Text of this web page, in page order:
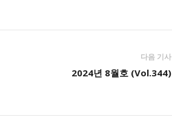
다음 기사
2024년 8월호 (Vol.344)